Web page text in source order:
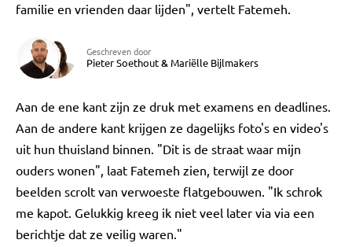
familie en vrienden daar lijden", vertelt Fatemeh.
Geschreven door
Pieter Soethout& Mariëlle Bijlmakers
Aan de ene kant zijn ze druk met examens en deadlines.
Aan de andere kant krijgen ze dagelijks foto's en video's
uit hun thuisland binnen. "Dit is de straat waar mijn
ouders wonen", laat Fatemeh zien, terwijl ze door
beelden scrolt van verwoeste flatgebouwen. "Ik schrok
me kapot. Gelukkig kreeg ik niet veel later via via een
berichtje dat ze veilig waren."